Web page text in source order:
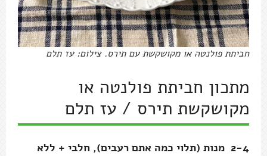
חביתת פולנטה או מקושקשת עם תירס. צילום: עז תלם
מתכון חביתת פולנטה או
מקושקשת תירס / עז תלם
2-4 מנות (תלוי כמה אתם רעבים), חלבי + ללא